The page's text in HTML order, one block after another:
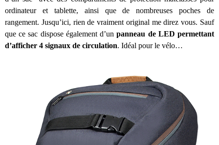
ordinateur et tablette, ainsi que de nombreuses poches de
rangement. Jusqu’ici, rien de vraiment original me direz vous. Sauf
que ce sac dispose également d’unpanneau de LED permettant
d’afficher 4 signaux de circulation. Idéal pour le vélo…